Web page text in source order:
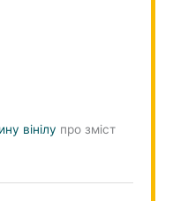
вінілу про зміст